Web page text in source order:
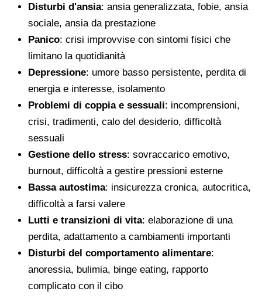
Disturbi d'ansia: ansia generalizzata, fobie, ansia
sociale, ansia da prestazione
Panico: crisi improvvise con sintomi fisici che
limitano la quotidianità
Depressione: umore basso persistente, perdita di
energia e interesse, isolamento
Problemi di coppia e sessuali: incomprensioni,
crisi, tradimenti, calo del desiderio, difficoltà
sessuali
Gestione dello stress: sovraccarico emotivo,
burnout, difficoltà a gestire pressioni esterne
Bassa autostima: insicurezza cronica, autocritica,
difficoltà a farsi valere
Lutti e transizioni di vita: elaborazione di una
perdita, adattamento a cambiamenti importanti
Disturbi del comportamento alimentare:
anoressia, bulimia, binge eating, rapporto
complicato con il cibo